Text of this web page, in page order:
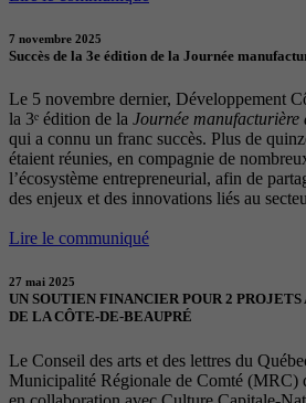
7 novembre 2025
Succès de la 3e édition de la Journée
Le 5 novembre dernier, Développement
la 3ᵉ édition de la Journée manufacturière
qui a connu un franc succès. Plus de
étaient réunies, en compagnie de
l’écosystème entrepreneurial, afin de
des enjeux et des innovations liés au
Lire le communiqué
27 mai 2025
UN SOUTIEN FINANCIER POUR 2
DE LA CÔTE-DE-BEAUPRÉ
Le Conseil des arts et des lettres du
Municipalité Régionale de Comté (MRC)